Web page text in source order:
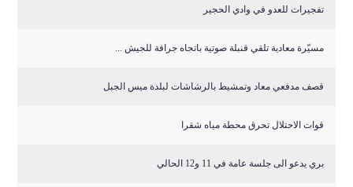
تفجيرات للعدو في وادي الحجير
مسيّرة معادية تلقي قنبلة صوتية باتجاه جرافة للجيش ...
قصف مدفعي معاد وتمشيط بالرشاشات لبلدة ميس الجبل
قوات الاحتلال تحرق محطة مياه شقرا
بري يدعو الى جلسة عامة في 11 و12 الحالي